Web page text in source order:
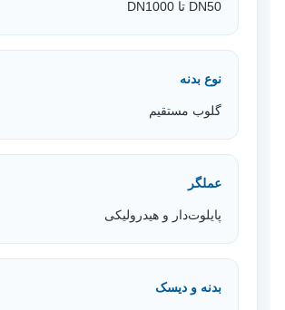
DN50 تا DN1000
نوع بدنه
گلوب مستقیم
عملگر
پایلوت‌دار و هیدرولیکی
بدنه و دیسک